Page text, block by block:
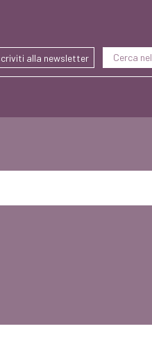
alla newsletter